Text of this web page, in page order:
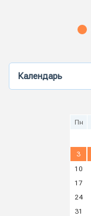
Календарь
Пн
3
10
17
24
31